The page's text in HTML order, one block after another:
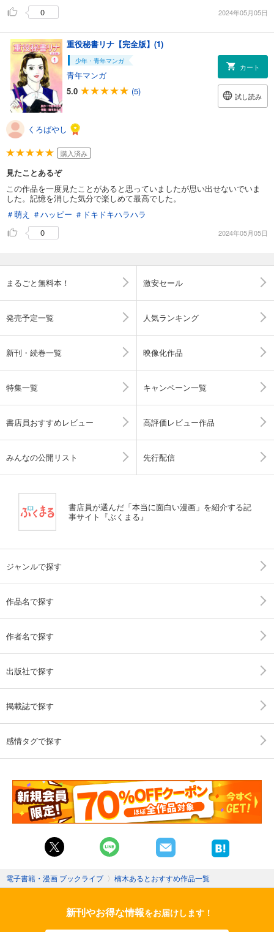
0 2024年05月05日
重役秘書リナ【完全版】(1)
少年・青年マンガ
青年マンガ
5.0
(5)
カート
試し読み
くろばやし
購入済み
見たことあるぞ
この作品を一度見たことがあると思っていましたが思い出せないでいま
した。記憶を消した気分で楽しめて最高でした。
＃萌え ＃ハッピー ＃ドキドキハラハラ
0
2024年05月05日
まるごと無料本！ 激安セール
発売予定一覧 人気ランキング
新刊・続巻一覧 映像化作品
特集一覧 キャンペーン一覧
書店員おすすめレビュー 高評価レビュー作品
みんなの公開リスト 先行配信
書店員が選んだ「本当に面白い漫画」を紹介する記
事サイト『ぶくまる』
ジャンルで探す
作品名で探す
作者名で探す
出版社で探す
掲載誌で探す
感情タグで探す
電子書籍・漫画 ブックライブ 〉 楠木あるとおすすめ作品一覧
新刊やお得な情報をお届けします！